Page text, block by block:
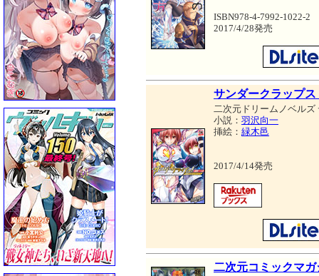
ISBN978-4-7992-1022-2
2017/4/28発売
サンダークラップ
二次元ドリームノベルズ
小説： 羽沢向一
挿絵： 緑木邑
2017/4/14発売
二次元コミックマ